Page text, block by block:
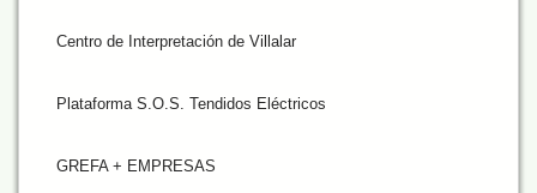
Centro de Interpretación de Villalar
Plataforma S.O.S. Tendidos Eléctricos
GREFA + EMPRESAS